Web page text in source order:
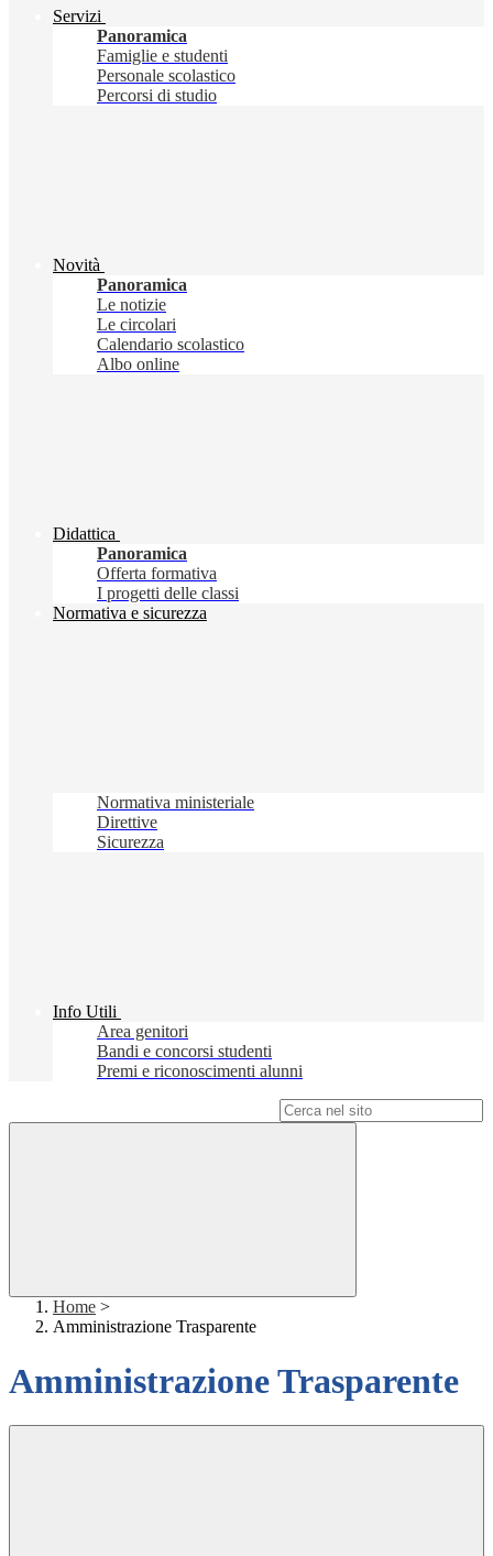
Servizi
Panoramica
Famiglie e studenti
Personale scolastico
Percorsi di studio
Novità
Panoramica
Le notizie
Le circolari
Calendario scolastico
Albo online
Didattica
Panoramica
Offerta formativa
I progetti delle classi
Normativa e sicurezza
Normativa ministeriale
Direttive
Sicurezza
Info Utili
Area genitori
Bandi e concorsi studenti
Premi e riconoscimenti alunni
Home >
Amministrazione Trasparente
Amministrazione Trasparente